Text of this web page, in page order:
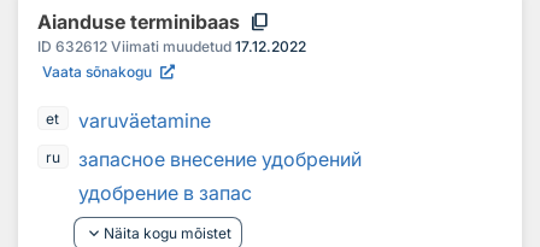
Aianduse terminibaas content_copy
ID 632612 Viimati muudetud 17.12.2022
Vaata sõnakogu
et varuväetamine
ru
запасное внесение удобрений
удобрение в запас
keyboard_arrow_down Näita kogu mõistet